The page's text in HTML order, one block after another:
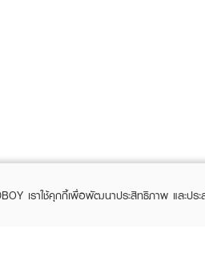
เราใช้คุกกี้เพื่อพัฒนาประสิทธิภาพ และป